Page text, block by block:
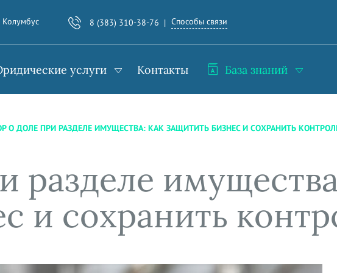
Колумбус 8 (383) 310-38-76 Способы связи
услуги Контакты База знаний
О ДОЛЕ ПРИ РАЗДЕЛЕ ИМУЩЕСТВА: КАК ЗАЩИТИТЬ БИЗНЕС И СОХРАНИТЬ
разделе
и сохранить